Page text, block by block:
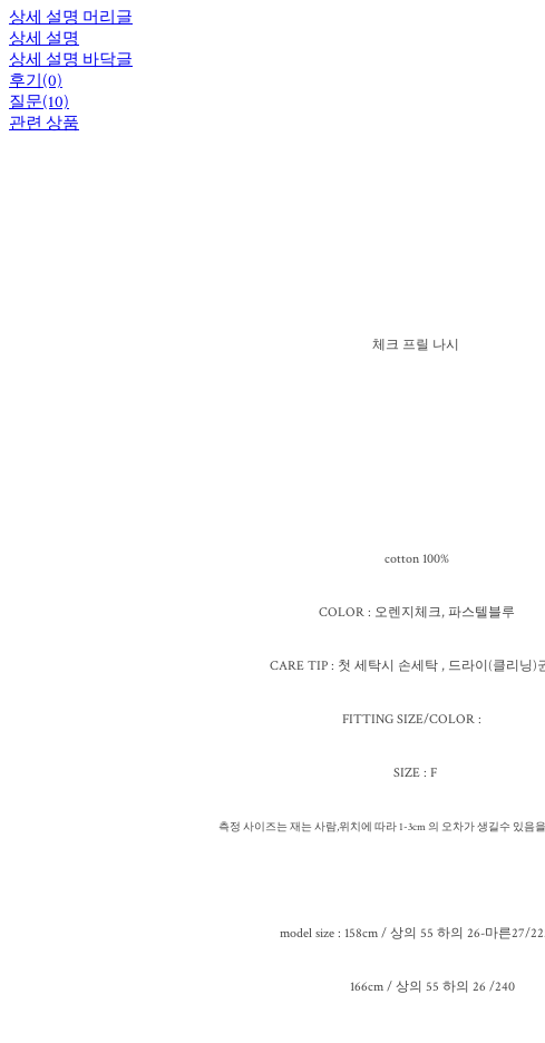
상세 설명 머리글
상세 설명
상세 설명 바닥글
후기(0)
질문(10)
관련 상품
체크 프릴 나시
cotton 100%
COLOR : 오렌지체크, 파스텔블루
CARE TIP : 첫 세탁시 손세탁 , 드라이(클리닝)
FITTING SIZE/COLOR :
SIZE : F
측정 사이즈는 재는 사람,위치에 따라 1-3cm 의 오차가 생길수 있음
model size : 158cm / 상의 55 하의 26-마른27/
166cm / 상의 55 하의 26 /240